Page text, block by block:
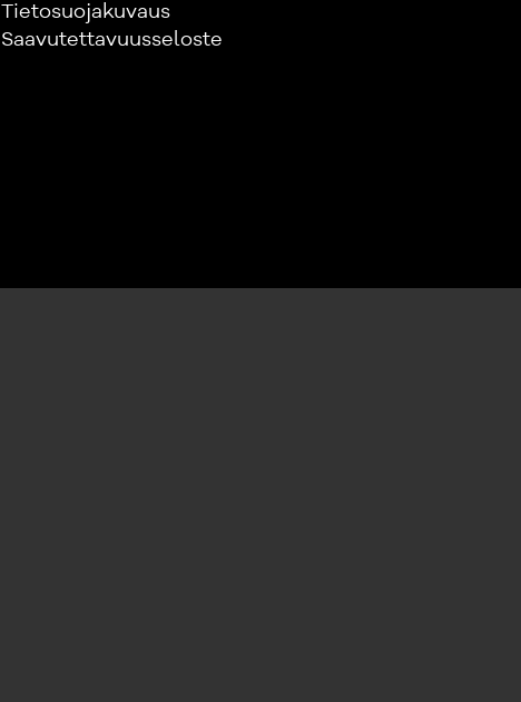
Tietosuojakuvaus
Saavutettavuusseloste